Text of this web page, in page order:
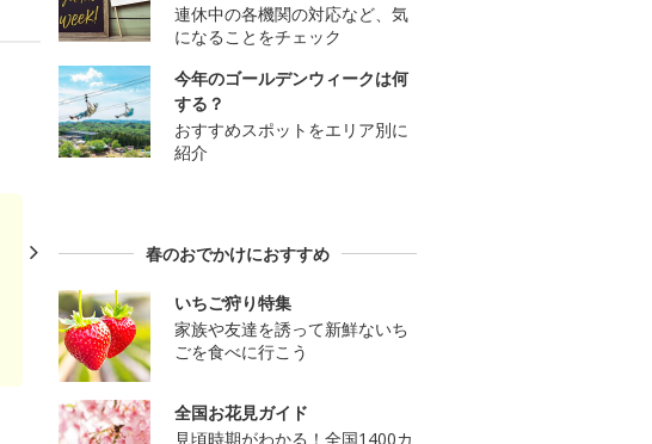
連休中の各機関の対応など、気
になることをチェック
今年のゴールデンウィークは何
する？
おすすめスポットをエリア別に
紹介
春のおでかけにおすすめ
いちご狩り特集
家族や友達を誘って新鮮ないち
ごを食べに行こう
全国お花見ガイド
見頃時期がわかる！全国1400カ